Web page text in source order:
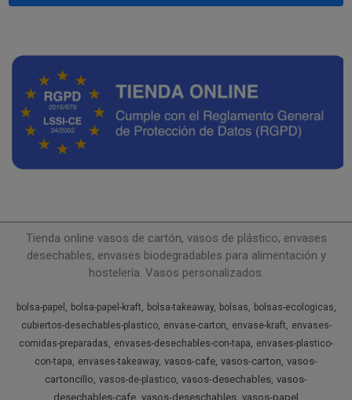
Tienda online vasos de cartón, vasos de plástico, envases
desechables, envases biodegradables para alimentación y
hostelería. Vasos personalizados.
bolsa-papel bolsa-papel-kraft bolsa-takeaway bolsas
bolsas-ecologicas
cubiertos-desechables-plastico
envase-carton envase-kraft
envases-
comidas-preparadas
envases-desechables-con-tapa
envases-plastico-
con-tapa
envases-takeaway vasos-cafe vasos-carton vasos-
cartoncillo vasos-de-plastico vasos-desechables vasos-
desechables-cafe vasos-deseschables vasos-papel